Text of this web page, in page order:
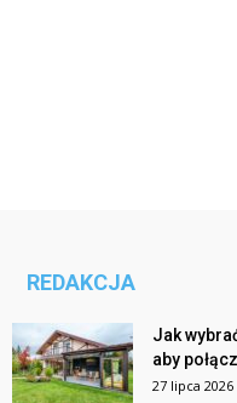
REDAKCJA
Jak
aby
27 lipca 2026